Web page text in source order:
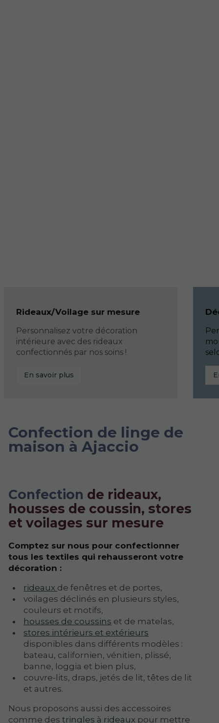
Rideaux/Voilage sur mesure
Personnalisez votre décoration
intérieure avec des rideaux
confectionnés par nos soins !
En savoir plus
Confection de linge de
maison à Ajaccio
Confection de rideaux,
housses de coussin, stores
et voilages sur mesure
Comptez sur nous pour confectionner
tous les textiles qui rehausseront votre
décoration :
rideaux de fenêtres et de portes,
voilages déclinés en plusieurs styles,
couleurs et motifs,
housses de coussins et de matelas,
stores intérieurs et extérieurs
disponibles dans différents modèles :
bateau, californien, vénitien, plissé,
banne, loggia et bien plus,
couvre-lits, draps, jetés de lit, têtes de lit
et autres.
Nous proposons aussi des accessoires
comme des tringles à rideaux pour mettre